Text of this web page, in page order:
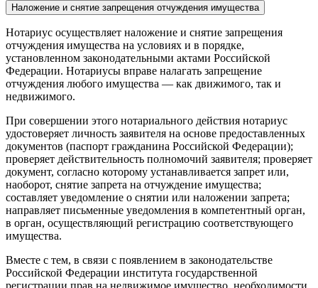
Наложение и снятие запрещения отчуждения имущества
Нотариус осуществляет наложение и снятие запрещения
отчуждения имущества на условиях и в порядке,
установленном законодательными актами Российской
Федерации. Нотариусы вправе налагать запрещение
отчуждения любого имущества — как движимого, так и
недвижимого.
При совершении этого нотариального действия нотариус
удостоверяет личность заявителя на основе предоставленных
документов (паспорт гражданина Российской Федерации);
проверяет действительность полномочий заявителя; проверяет
документ, согласно которому устанавливается запрет или,
наоборот, снятие запрета на отчуждение имущества;
составляет уведомление о снятии или наложении запрета;
направляет письменные уведомления в компетентный орган,
в орган, осуществляющий регистрацию соответствующего
имущества.
Вместе с тем, в связи с появлением в законодательстве
Российской Федерации института государственной
регистрации прав на недвижимое имущество, необходимости